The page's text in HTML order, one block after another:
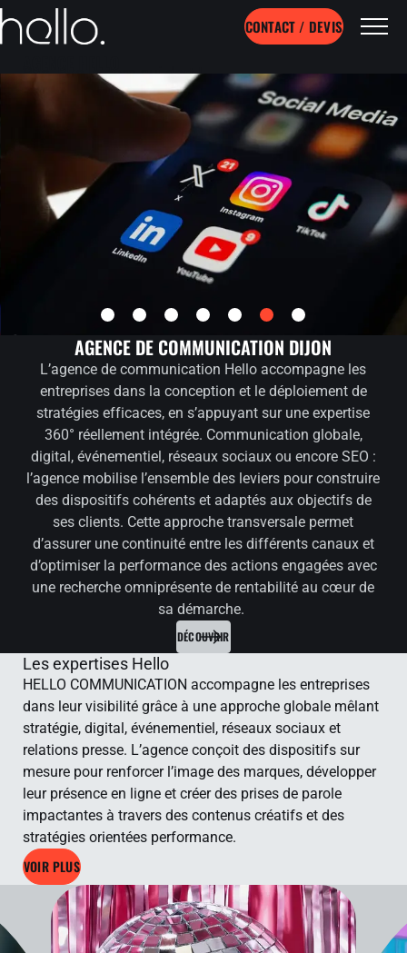
CONTACT / DEVIS
Bye, Bye la com qui dort !
RÉSEAUX SOCIAUX
DÉCOUVRIR
AGENCE DE COMMUNICATION DIJON
L’agence de communication Hello accompagne les
entreprises dans la conception et le déploiement de
stratégies efficaces, en s’appuyant sur une expertise
360° réellement intégrée. Communication globale,
digital, événementiel, réseaux sociaux ou encore SEO :
l’agence mobilise l’ensemble des leviers pour construire
des dispositifs cohérents et adaptés aux objectifs de
ses clients. Cette approche transversale permet
d’assurer une continuité entre les différents canaux et
d’optimiser la performance des actions engagées avec
une recherche omniprésente de rentabilité au cœur de
sa démarche.
DÉCOUVRIR
Les expertises Hello
HELLO COMMUNICATION accompagne les entreprises
dans leur visibilité grâce à une approche globale mêlant
stratégie, digital, événementiel, réseaux sociaux et
relations presse. L’agence conçoit des dispositifs sur
mesure pour renforcer l’image des marques, développer
leur présence en ligne et créer des prises de parole
impactantes à travers des contenus créatifs et des
stratégies orientées performance.
VOIR PLUS